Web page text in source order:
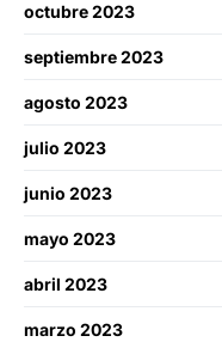
octubre 2023
septiembre 2023
agosto 2023
julio 2023
junio 2023
mayo 2023
abril 2023
marzo 2023